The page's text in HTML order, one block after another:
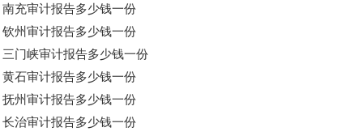
南充审计报告多少钱一份
钦州审计报告多少钱一份
三门峡审计报告多少钱一份
黄石审计报告多少钱一份
抚州审计报告多少钱一份
长治审计报告多少钱一份